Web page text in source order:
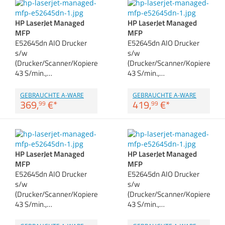
Zubehör
Dokumentenscanner
Anmelden | Registrieren
Merkzettel
HP LaserJet Managed
MFP
E52645dn AIO Drucker
s/w
(Drucker/Scanner/Kopierer,
43 S/min.,…
GEBRAUCHTE A-WARE
369,99 €*
HP LaserJet Managed
MFP
E52645dn AIO Drucker
s/w
(Drucker/Scanner/Kopierer,
43 S/min.,…
GEBRAUCHTE A-WARE
419,99 €*
HP LaserJet Managed
MFP
E52645dn AIO Drucker
s/w
(Drucker/Scanner/Kopierer,
43 S/min.,…
HP LaserJet Managed
MFP
E52645dn AIO Drucker
s/w
(Drucker/Scanner/Kopierer,
43 S/min.,…